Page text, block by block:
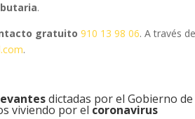
.
gratuito 910 13 98 06. A través
.
dictadas por el Gobierno de
viviendo por el coronavirus